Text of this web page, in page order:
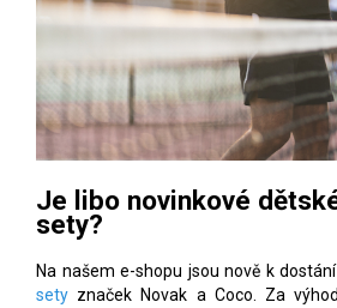
Je libo novinkové
sety?
Na našem e-shopu jsou nově k
sety značek Novak a Coco. Za